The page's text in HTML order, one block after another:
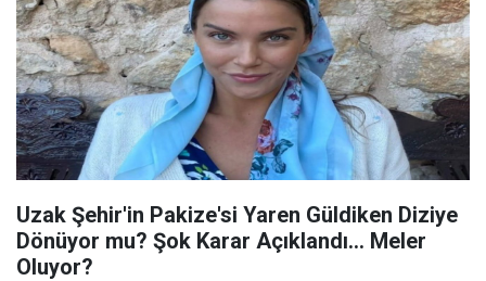
Uzak Şehir'in Pakize'si Yaren Güldiken Diziye
Dönüyor mu? Şok Karar Açıklandı... Meler
Oluyor?